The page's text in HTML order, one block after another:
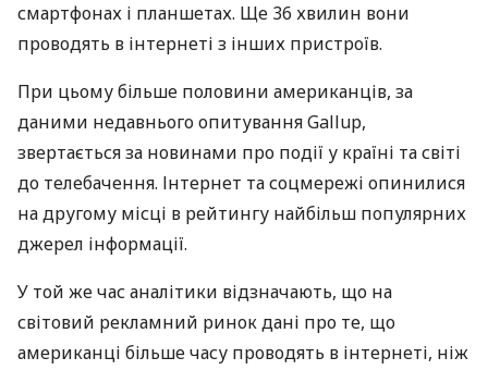
смартфонах і планшетах. Ще 36 хвилин вони
проводять в інтернеті з інших пристроїв.
При цьому більше половини американців, за
даними недавнього опитування Gallup,
звертається за новинами про події у країні та світі
до телебачення. Інтернет та соцмережі опинилися
на другому місці в рейтингу найбільш популярних
джерел інформації.
У той же час аналітики відзначають, що на
світовий рекламний ринок дані про те, що
американці більше часу проводять в інтернеті, ніж